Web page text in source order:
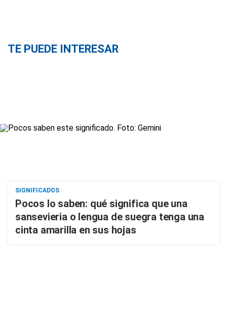
TE PUEDE INTERESAR
SIGNIFICADOS
Pocos lo saben: qué significa que una
sansevieria o lengua de suegra tenga una
cinta amarilla en sus hojas